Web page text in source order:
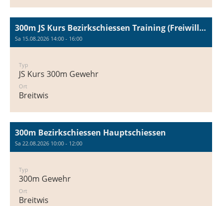
300m JS Kurs Bezirkschiessen Training (Freiwillig)
Sa 15.08.2026 14:00 - 16:00
Typ
JS Kurs 300m Gewehr
Ort
Breitwis
300m Bezirkschiessen Hauptschiessen
Sa 22.08.2026 10:00 - 12:00
Typ
300m Gewehr
Ort
Breitwis